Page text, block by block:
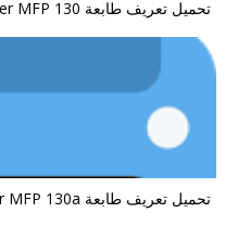
تحميل تعريف طابعة HP Laser MFP 130
تحميل تعريف طابعة HP Laser MFP 130a